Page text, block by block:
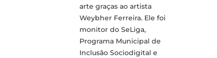
arte graças ao artista
Weybher Ferreira. Ele foi
monitor do SeLiga,
Programa Municipal de
Inclusão Sociodigital e